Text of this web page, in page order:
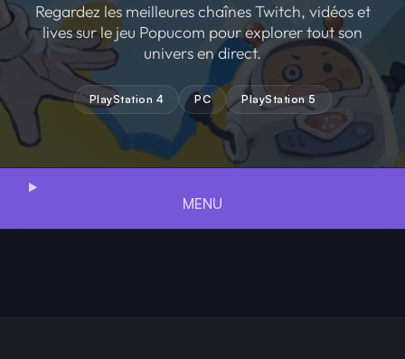
Regardez les meilleures chaînes Twitch, vidéos et
lives sur le jeu Popucom pour explorer tout son
univers en direct.
PlayStation 4 PC PlayStation 5
MENU